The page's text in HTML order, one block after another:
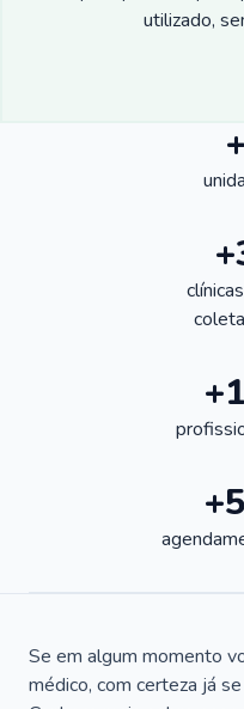
utilizado,
Se em algum momento
médico, com certeza já